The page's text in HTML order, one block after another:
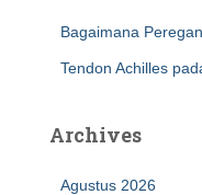
Bagaimana
Tendon Achilles
Archives
Agustus 2026